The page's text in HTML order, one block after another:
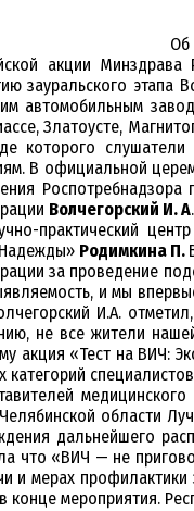
Об
акции
зауральского этапа
автомобильным
Златоусте,
которого
В официальной
Роспотребнадзора
Волчегорский И. А
практический
Родимкина П.
за проведение
и мы
И.А.
не все жители
акция «Тест на ВИЧ:
категорий
области
дальнейшего
что «ВИЧ — не
и мерах
мероприятия.